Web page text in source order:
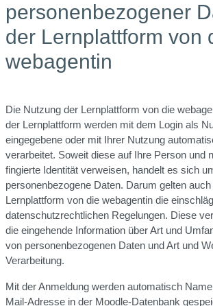
personenbezogener
der Lernplattform von
webagentin
Die Nutzung der Lernplattform von die
der Lernplattform werden mit dem Login als
eingegebene oder mit Ihrer Nutzung
verarbeitet. Soweit diese auf Ihre Person und
fingierte Identität verweisen, handelt es sich
personenbezogene Daten. Darum gelten
Lernplattform von die webagentin die
datenschutzrechtlichen Regelungen. Diese
die eingehende Information über Art und
von personenbezogenen Daten und Art und
Verarbeitung.
Mit der Anmeldung werden automatisch
Mail-Adresse in der Moodle-Datenbank